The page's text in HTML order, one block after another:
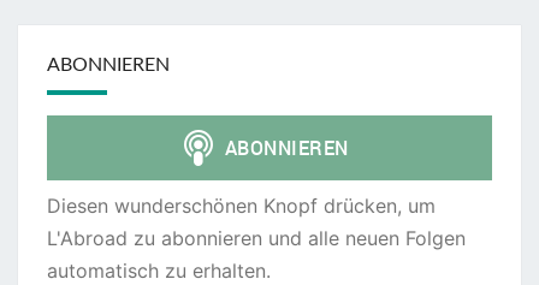
ABONNIEREN
Diesen wunderschönen Knopf drücken, um
L'Abroad zu abonnieren und alle neuen Folgen
automatisch zu erhalten.